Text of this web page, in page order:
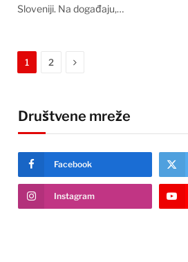
Sloveniji. Na događaju,…
1 2 Next
Društvene mreže
Facebook
Instagram